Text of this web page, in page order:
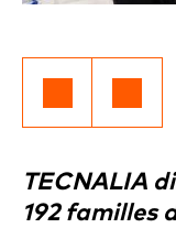
TECNALIA
192 familles